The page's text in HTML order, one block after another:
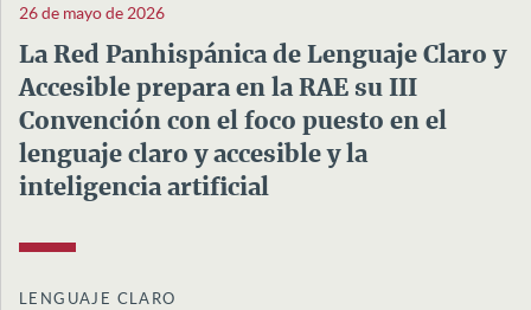
26 de mayo de 2026
La Red Panhispánica de Lenguaje Claro y
Accesible prepara en la RAE su III
Convención con el foco puesto en el
lenguaje claro y accesible y la
inteligencia artificial
LENGUAJE CLARO